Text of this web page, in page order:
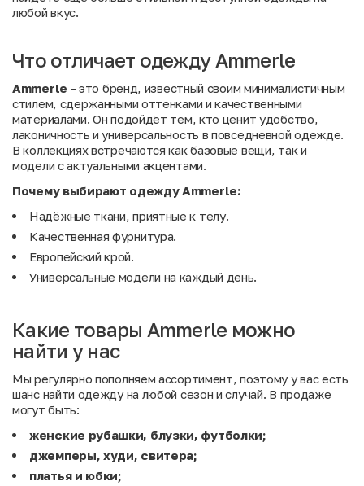
любой вкус.
Что отличает одежду Ammerle
Ammerle - это бренд, известный своим минималистичным
стилем, сдержанными оттенками и качественными
материалами. Он подойдёт тем, кто ценит удобство,
лаконичность и универсальность в повседневной одежде.
В коллекциях встречаются как базовые вещи, так и
модели с актуальными акцентами.
Почему выбирают одежду Ammerle:
Надёжные ткани, приятные к телу.
Качественная фурнитура.
Европейский крой.
Универсальные модели на каждый день.
Какие товары Ammerle можно
найти у нас
Мы регулярно пополняем ассортимент, поэтому у вас есть
шанс найти одежду на любой сезон и случай. В продаже
могут быть:
женские рубашки, блузки, футболки;
джемперы, худи, свитера;
платья и юбки;